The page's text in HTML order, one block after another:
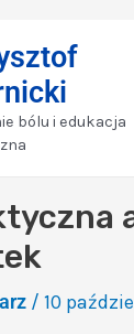
bólu i edukacja
/ 10